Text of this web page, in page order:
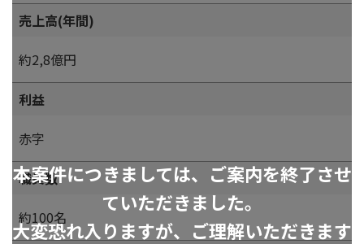
本案件につきましては、ご案内を終了させ
ていただきました。
大変恐れ入りますが、ご理解いただきます
売上高(年間)
約2,8億円
利益
赤字
職員数
約100名